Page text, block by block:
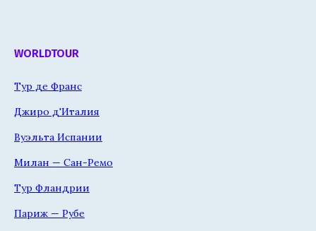
WORLDTOUR
Тур де Франс
Джиро д'Италия
Вуэльта Испании
Милан — Сан-Ремо
Тур Фландрии
Париж — Рубе